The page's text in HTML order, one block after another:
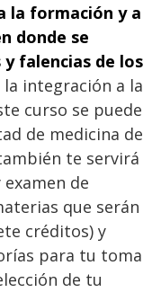
la formación y a
donde se
falencias de los
la integración a la
curso se puede
de medicina de
te servirá
de
que serán
créditos) y
para tu toma
de tu